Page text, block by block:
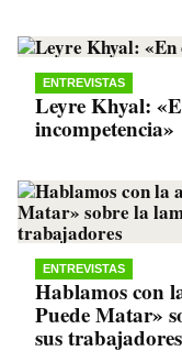
ENTREVISTAS
Leyre Khyal:
incompetencia»
ENTREVISTAS
Hablamos con
Puede Matar»
sus trabajadores